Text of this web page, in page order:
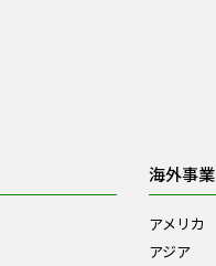
海外事業
アメリカ
アジア